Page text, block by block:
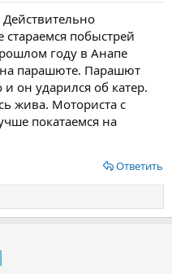
побыстрей
году в Анапе
на парашюте. Парашют
он ударился об катер.
жива. Моториста с
покатаемся на
Ответить